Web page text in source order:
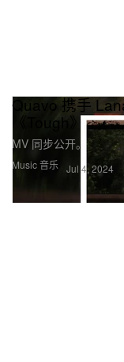
Music 音乐
Quavo 携手
《Tough》
MV 同步公开。
Jul 4, 2024